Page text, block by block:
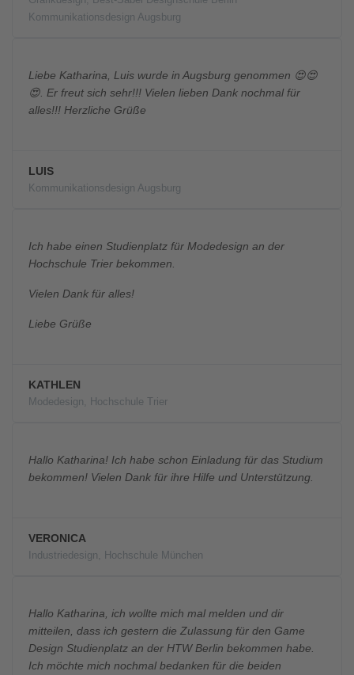
Kommunikationsdesign Augsburg
Liebe Katharina, Luis wurde in Augsburg genommen 😍😍
😍. Er freut sich sehr!!! Vielen lieben Dank nochmal für
alles!!! Herzliche Grüße
LUIS
Kommunikationsdesign Augsburg
Ich habe einen Studienplatz für Modedesign an der
Hochschule Trier bekommen.
Vielen Dank für alles!
Liebe Grüße
KATHLEN
Modedesign, Hochschule Trier
Hallo Katharina! Ich habe schon Einladung für das Studium
bekommen! Vielen Dank für ihre Hilfe und Unterstützung.
VERONICA
Industriedesign, Hochschule München
Hallo Katharina, ich wollte mich mal melden und dir
mitteilen, dass ich gestern die Zulassung für den Game
Design Studienplatz an der HTW Berlin bekommen habe.
Ich möchte mich nochmal bedanken für die beiden